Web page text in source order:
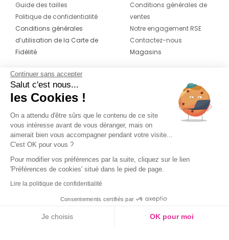
Guide des tailles
Politique de confidentialité
Conditions générales
d’utilisation de la Carte de
Fidélité
Conditions générales de
ventes
Notre engagement RSE
Contactez-nous
Magasins
CONTACT
04 42 20 78 42
Du lundi au jeudi de 8h30 à 16h30 & le
vendredi de 8h30 à 15h30
Continuer sans accepter
Salut c'est nous...
les Cookies !
On a attendu d'être sûrs que le contenu de ce site
vous intéresse avant de vous déranger, mais on
aimerait bien vous accompagner pendant votre visite...
C'est OK pour vous ?
Pour modifier vos préférences par la suite, cliquez sur le lien
'Préférences de cookies' situé dans le pied de page.
Lire la politique de confidentialité
Consentements certifiés par
Je choisis OK pour moi